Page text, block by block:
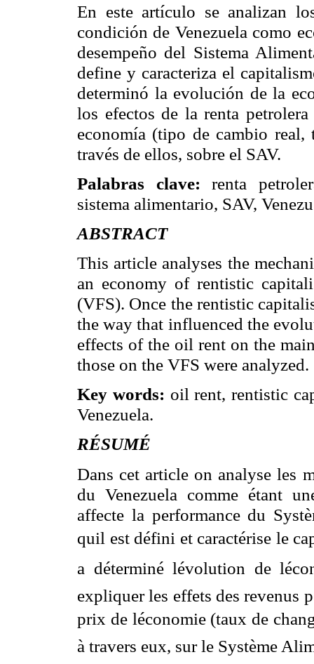
En este artículo se analizan
condición de Venezuela como
desempeño del Sistema
define y caracteriza el
determinó la evolución de la
los efectos de la renta
economía (tipo de cambio real,
través de ellos, sobre el SAV.
Palabras clave: renta
sistema alimentario, SAV,
ABSTRACT
This article analyses the
an economy of rentistic
(VFS). Once therentistic
the way that influenced the
effects of the oil rent on the
those on the VFS were analyzed.
Key words: oil rent,rentistic
Venezuela.
RÉSUMÉ
Dans cet article on analyse les
du Venezuela comme étant
affecte la performance du
quil est défini et caractérise le
a déterminé lévolution de
expliquerles effets desrevenus
prix de léconomie(taux de
à travers eux, surle Système